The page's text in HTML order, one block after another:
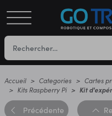
Accueil Categories Cartes
Kits Raspberry Pi
Kit
Précédente